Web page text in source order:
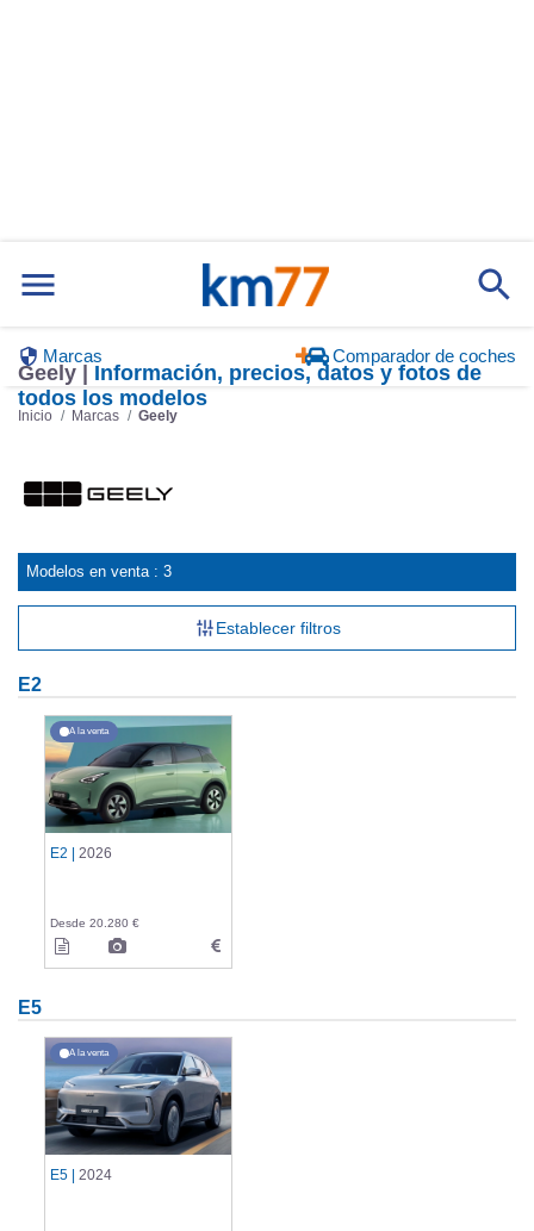
Marcas Comparador de coches
Inicio Marcas Geely
Geely | Información, precios, datos y fotos de
todos los modelos
Modelos en venta : 3
Establecer filtros
E2
A la venta
E2 | 2026
Desde 20.280 €
E5
A la venta
E5 | 2024